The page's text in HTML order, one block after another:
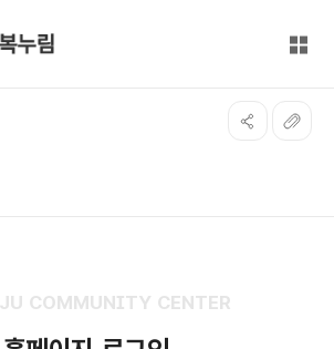
전체
COMMUNITY CENTER